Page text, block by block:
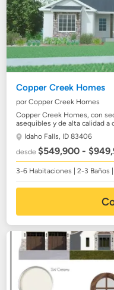
Copper Creek Homes
por Copper Creek Homes
Copper Creek Homes, con
asequibles y de alta calidad a
Idaho Falls, ID 83406
desde$549,900 -
3-6 Habitaciones | 2-3 Baños